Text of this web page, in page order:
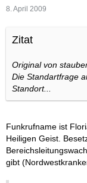
8. April 2009
Zitat
Original von
Die Standartfrage
Standort...
Funkrufname ist
Heiligen Geist.
gibt